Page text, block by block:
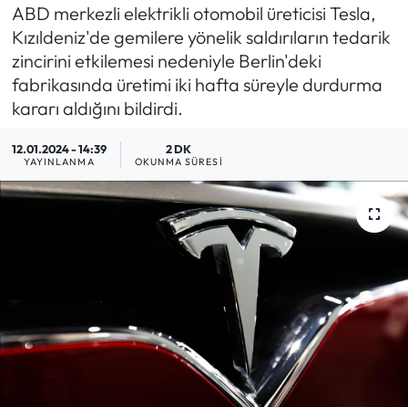
ABD merkezli elektrikli otomobil üreticisi Tesla,
Kızıldeniz'de gemilere yönelik saldırıların tedarik
zincirini etkilemesi nedeniyle Berlin'deki
fabrikasında üretimi iki hafta süreyle durdurma
kararı aldığını bildirdi.
12.01.2024 - 14:39
YAYINLANMA
2 DK
OKUNMA SÜRESI
GÜNDEM
MAGAZİN
SAĞLIK
SİYASET
TURİZM
YAŞAM
Haber Arşivi